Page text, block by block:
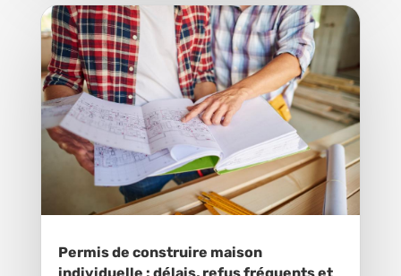
Permis de construire maison